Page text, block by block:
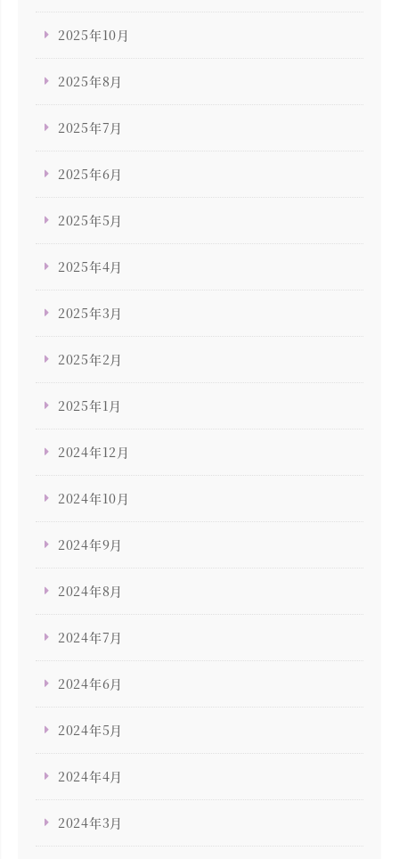
2025年10月
2025年8月
2025年7月
2025年6月
2025年5月
2025年4月
2025年3月
2025年2月
2025年1月
2024年12月
2024年10月
2024年9月
2024年8月
2024年7月
2024年6月
2024年5月
2024年4月
2024年3月